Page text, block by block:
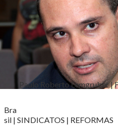
Paulo Roberto Lemgruber |
Bra
sil | SINDICATOS | REFORMAS